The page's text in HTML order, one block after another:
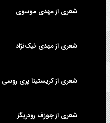
شعری از مهدی موسوی
شعری از مهدی نیک‌نژاد
شعری از کریستینا پری روسی
شعری از جوزف رودریگز